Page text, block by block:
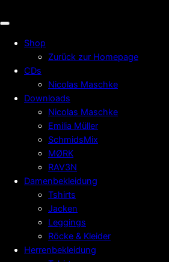
Shop
Zurück zur Homepage
CDs
Nicolas Maschke
Downloads
Nicolas Maschke
Emilia Müller
SchmidsMix
MØRK
RAV3N
Damenbekleidung
Tshirts
Jacken
Leggings
Röcke & Kleider
Herrenbekleidung